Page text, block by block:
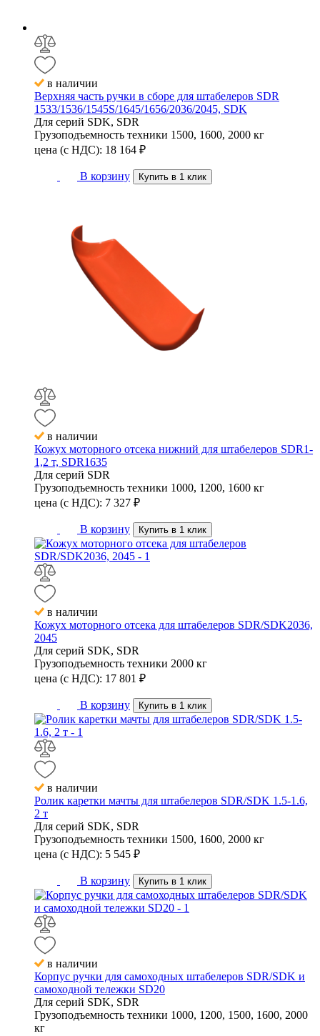
в наличии
Верхняя часть ручки в сборе для штабелеров SDR
1533/1536/1545S/1645/1656/2036/2045, SDK
Для серий SDK, SDR
Грузоподъемность техники 1500, 1600, 2000 кг
цена (с НДС): 18 164 ₽
В корзину Купить в 1 клик
в наличии
Кожух моторного отсека нижний для штабелеров SDR1-
1,2 т, SDR1635
Для серий SDR
Грузоподъемность техники 1000, 1200, 1600 кг
цена (с НДС): 7 327 ₽
В корзину Купить в 1 клик
в наличии
Кожух моторного отсека для штабелеров SDR/SDK2036,
2045
Для серий SDK, SDR
Грузоподъемность техники 2000 кг
цена (с НДС): 17 801 ₽
В корзину Купить в 1 клик
в наличии
Ролик каретки мачты для штабелеров SDR/SDK 1.5-1.6,
2 т
Для серий SDK, SDR
Грузоподъемность техники 1500, 1600, 2000 кг
цена (с НДС): 5 545 ₽
В корзину Купить в 1 клик
в наличии
Корпус ручки для самоходных штабелеров SDR/SDK и
самоходной тележки SD20
Для серий SDK, SDR
Грузоподъемность техники 1000, 1200, 1500, 1600, 2000
кг